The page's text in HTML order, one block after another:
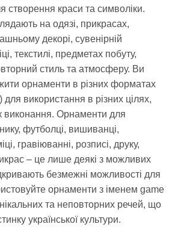
створення краси та символіки.
на одязі, прикрасах,
декорі, сувенірній
текстилі, предметах побуту,
стиль та атмосферу. Ви
орнаменти в різних форматах
використання в різних цілях,
виконання. Орнаменти для
футболці, вишиванці,
гравіюванні, розписі, друку,
– це лише деякі з можливих
безмежні можливості для
орнаменти з іменем game
та неповторних речей, що
української культури.